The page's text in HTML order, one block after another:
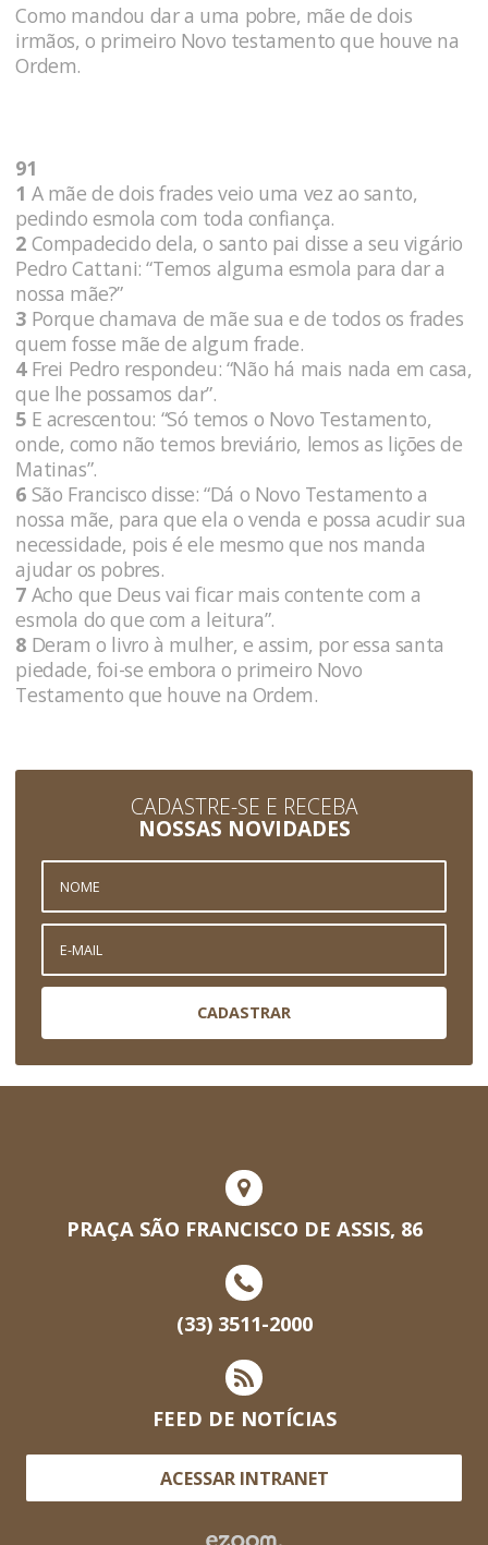
Como mandou dar a uma pobre, mãe de dois
irmãos, o primeiro Novo testamento que houve na
Ordem.
91
1 A mãe de dois frades veio uma vez ao santo,
pedindo esmola com toda confiança.
2 Compadecido dela, o santo pai disse a seu vigário
Pedro Cattani: “Temos alguma esmola para dar a
nossa mãe?”
3 Porque chamava de mãe sua e de todos os frades
quem fosse mãe de algum frade.
4Frei Pedro respondeu: “Não há mais nada em casa,
que lhe possamos dar”.
5 E acrescentou: “Só temos o Novo Testamento,
onde, como não temos breviário, lemos as lições de
Matinas”.
6 São Francisco disse: “Dá o Novo Testamento a
nossa mãe, para que ela o venda e possa acudir sua
necessidade, pois é ele mesmo que nos manda
ajudar os pobres.
7 Acho que Deus vai ficar mais contente com a
esmola do que com a leitura”.
8 Deram o livro à mulher, e assim, por essa santa
piedade, foi-se embora o primeiro Novo
Testamento que houve na Ordem.
CADASTRE-SE E RECEBA
NOSSAS NOVIDADES
CADASTRAR
PRAÇA SÃO FRANCISCO DE ASSIS, 86
(33) 3511-2000
FEED DE NOTÍCIAS
ACESSAR INTRANET